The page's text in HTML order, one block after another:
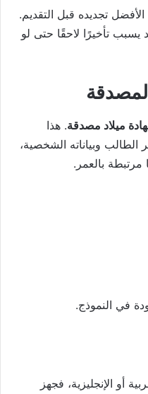
تجديده قبل التقديم.
يسبب تأخيرًا لاحقًا حتى لو
ميلاد مصدقة. هذا
وبياناته الشخصية،
بالعمر.
في النموذج.
أو الإنجليزية، فجهز